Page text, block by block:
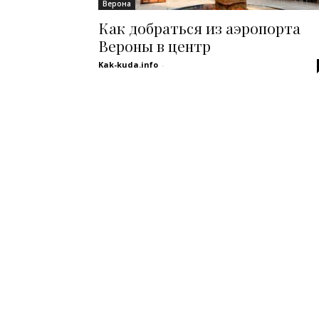
Верона
Как добраться из аэропорта
Вероны в центр
Kak-kuda.info -